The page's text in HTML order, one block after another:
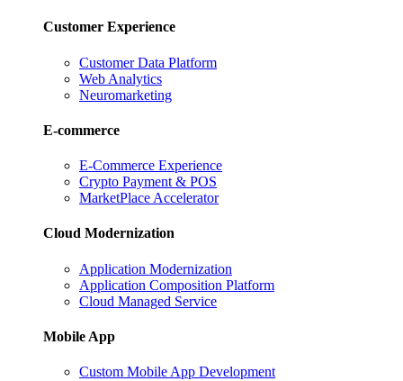
Customer Experience
Customer Data Platform
Web Analytics
Neuromarketing
E-commerce
E-Commerce Experience
Crypto Payment & POS
MarketPlace Accelerator
Cloud Modernization
Application Modernization
Application Composition Platform
Cloud Managed Service
Mobile App
Custom Mobile App Development